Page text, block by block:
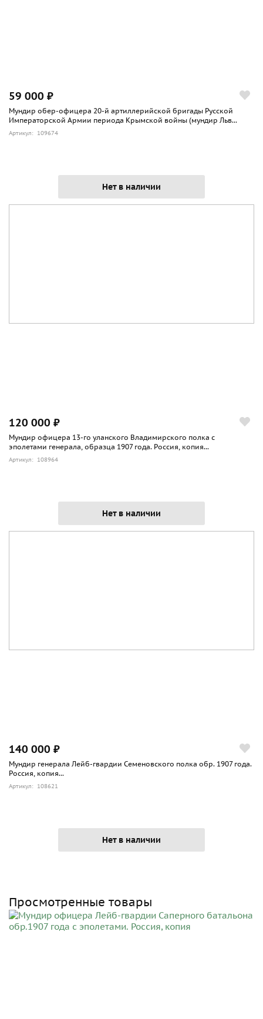
59 000 ₽
Мундир обер-офицера 20-й артиллерийской бригады Русской
Императорской Армии периода Крымской войны (мундир Льв...
Артикул: 109674
Нет в наличии
120 000 ₽
Мундир офицера 13-го уланского Владимирского полка с
эполетами генерала, образца 1907 года. Россия, копия...
Артикул: 108964
Нет в наличии
140 000 ₽
Мундир генерала Лейб-гвардии Семеновского полка обр. 1907 года.
Россия, копия...
Артикул: 108621
Нет в наличии
Просмотренные товары